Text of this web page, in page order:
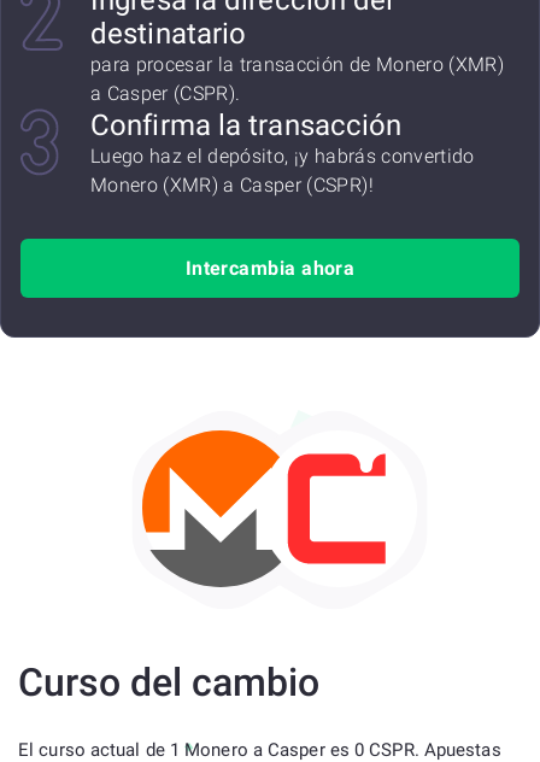
destinatario
para procesar la transacción de Monero (XMR)
a Casper (CSPR).
Confirma la transacción
Luego haz el depósito, ¡y habrás convertido
Monero (XMR) a Casper (CSPR)!
Intercambia ahora
Curso del cambio
El curso actual de 1 Monero a Casper es 0 CSPR. Apuestas